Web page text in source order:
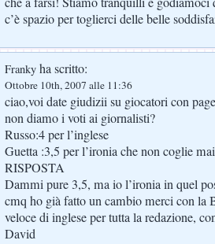
c’è spazio per toglierci delle belle
Franky ha scritto:
Ottobre 10th, 2007 alle 11:36
ciao,voi date giudizii su giocatori con
non diamo i voti ai giornalisti?
Russo:4 per l’inglese
Guetta :3,5 per l’ironia che non coglie
RISPOSTA
Dammi pure 3,5, ma io l’ironia in quel
cmq ho già fatto un cambio merci con la
veloce di inglese per tutta la redazione,
David